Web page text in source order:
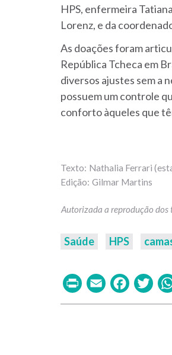
HPS, enfermeira
Lorenz, e da
As doações foram
República Tcheca em
diversos ajustes sem a
possuem um controle
conforto àqueles que
Nathalia Ferrari
Gilmar Martins
Saúde HPS
PrintEmail